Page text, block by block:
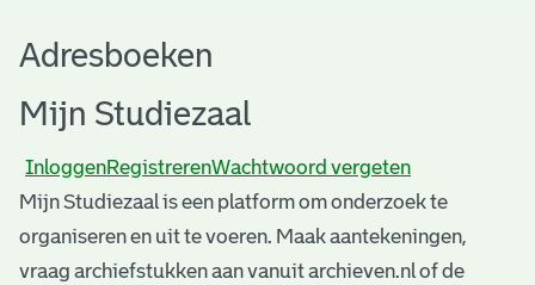
e
n
Adresboeken
Mijn Studiezaal
InloggenRegistrerenWachtwoord vergeten
Mijn Studiezaal is een platform om onderzoek te
organiseren en uit te voeren. Maak aantekeningen,
vraag archiefstukken aan vanuit archieven.nl of de